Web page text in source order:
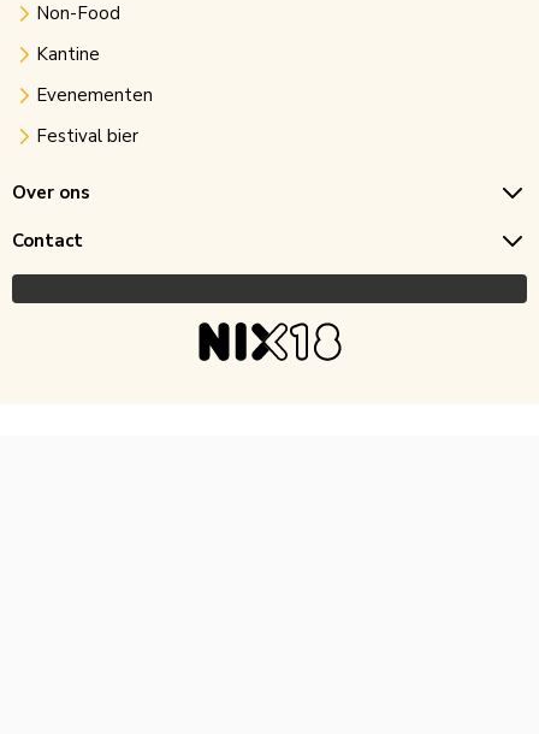
Non-Food
Kantine
Evenementen
Festival bier
Over ons
Contact